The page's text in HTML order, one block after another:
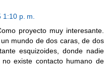
p. m.
proyecto muy interesante.
mundo de dos caras, de dos
esquizoides, donde nadie
existe contacto humano de